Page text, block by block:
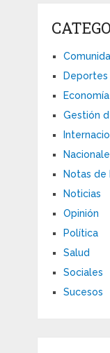
Deportes
Economía
Gestión
Notas de
Noticias
Opinión
Política
Salud
Sociales
Sucesos